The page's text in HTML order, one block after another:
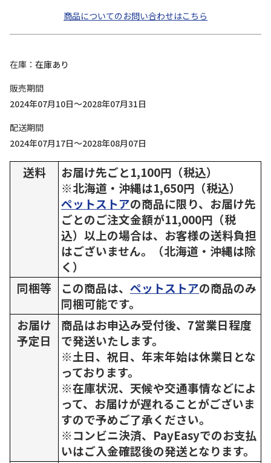
商品についてのお問い合わせはこちら
在庫
在庫あり
販売期間
2024年07月10日～2028年07月31日
配送期間
2024年07月17日～2028年08月07日
送料
お届け先ごと1,100円（税込）
※北海道・沖縄は1,650円（税込）
ペットストアの商品に限り、お届け先
ごとのご注文金額が11,000円（税
込）以上の場合は、お客様の送料負担
はございません。（北海道・沖縄は除
く）
同梱等
この商品は、 ペットストアの商品のみ
同梱可能です。
お届け
予定日
商品はお申込み受付後、7営業日程度
で発送いたします。
※土日、祝日、年末年始は休業日とな
っております。
※在庫状況、天候や交通事情などによ
って、お届けが遅れることがございま
すので予めご了承ください。
※コンビニ決済、PayEasyでのお支払
いはご入金確認後の発送となります。